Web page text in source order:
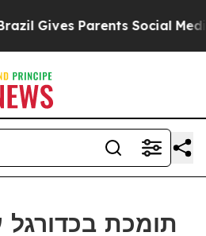
Gives Parents Social Media